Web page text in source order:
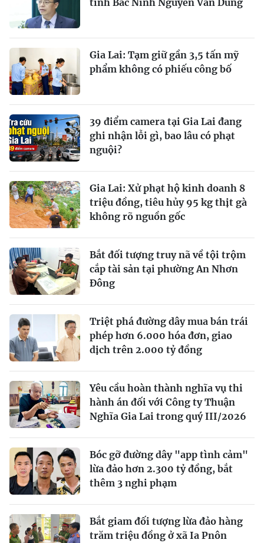
Gia Lai: Tạm giữ gần 3,5 tấn mỹ
phẩm không có phiếu công bố
39 điểm camera tại Gia Lai đang
ghi nhận lỗi gì, bao lâu có phạt
nguội?
Gia Lai: Xử phạt hộ kinh doanh 8
triệu đồng, tiêu hủy 95 kg thịt gà
không rõ nguồn gốc
Bắt đối tượng truy nã về tội trộm
cắp tài sản tại phường An Nhơn
Đông
Triệt phá đường dây mua bán trái
phép hơn 6.000 hóa đơn, giao
dịch trên 2.000 tỷ đồng
Yêu cầu hoàn thành nghĩa vụ thi
hành án đối với Công ty Thuận
Nghĩa Gia Lai trong quý III/2026
Bóc gỡ đường dây "app tình cảm"
lừa đảo hơn 2.300 tỷ đồng, bắt
thêm 3 nghi phạm
Bắt giam đối tượng lừa đảo hàng
trăm triệu đồng ở xã Ia Pnôn